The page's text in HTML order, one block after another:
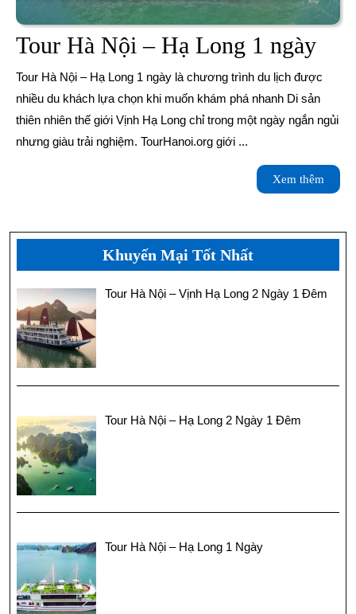
Tour Hà Nội – Hạ Long 1 ngày
Hà
Nội
–
Hạ
Tour Hà Nội – Hạ Long 1 ngày là chương trình du lịch được
nhiều du khách lựa chọn khi muốn khám phá nhanh Di sản
thiên nhiên thế giới Vịnh Hạ Long chỉ trong một ngày ngắn ngủi
nhưng giàu trải nghiệm. TourHanoi.org giới ...
Xem thêm
thêm
Khuyến Mại Tốt Nhất
Tour Hà Nội – Vịnh Hạ Long 2 Ngày 1 Đêm
Tour Hà Nội – Hạ Long 2 Ngày 1 Đêm
Tour Hà Nội – Hạ Long 1 Ngày